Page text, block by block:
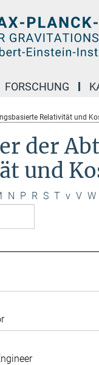
FORSCHUNG
Relativität und
der
und
N P R S T v V W